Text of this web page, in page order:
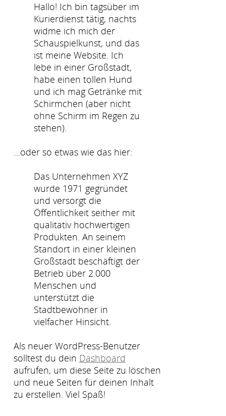
Hallo! Ich bin tagsüber im
Kurierdienst tätig, nachts
widme ich mich der
Schauspielkunst, und das
ist meine Website. Ich
lebe in einer Großstadt,
habe einen tollen Hund
und ich mag Getränke mit
Schirmchen (aber nicht
ohne Schirm im Regen zu
stehen).
…oder so etwas wie das hier:
Das Unternehmen XYZ
wurde 1971 gegründet
und versorgt die
Öffentlichkeit seither mit
qualitativ hochwertigen
Produkten. An seinem
Standort in einer kleinen
Großstadt beschäftigt der
Betrieb über 2.000
Menschen und
unterstützt die
Stadtbewohner in
vielfacher Hinsicht.
Als neuer WordPress-Benutzer
solltest du dein Dashboard
aufrufen, um diese Seite zu löschen
und neue Seiten für deinen Inhalt
zu erstellen. Viel Spaß!